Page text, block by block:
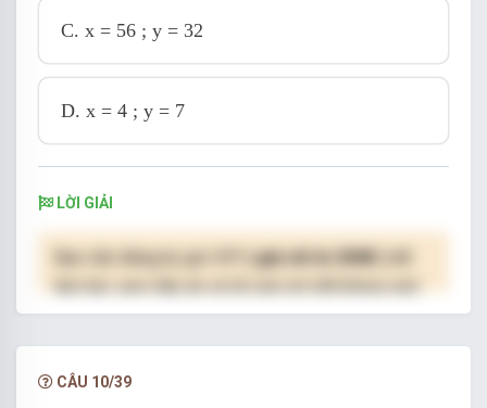
C. x = 56 ; y = 32
D. x = 4 ; y = 7
LỜI GIẢI
( giá chỉ từ 250K )
hạn.
CÂU 10/39